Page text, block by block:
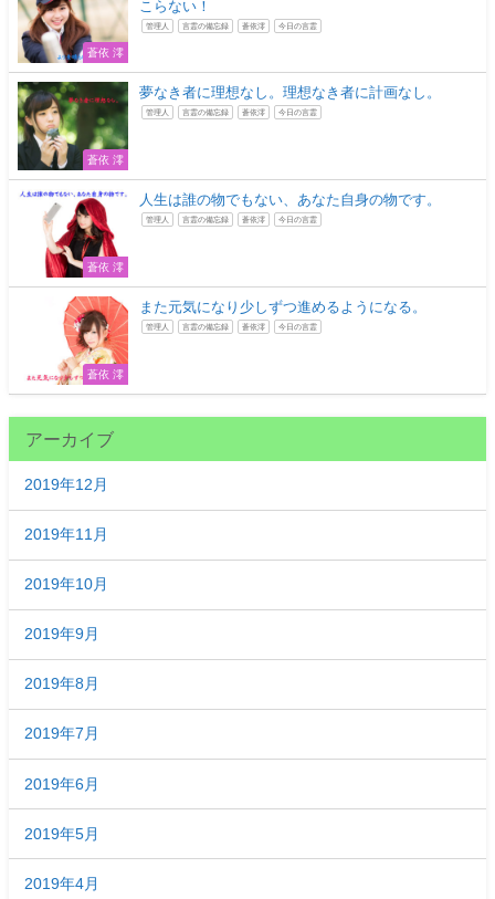
蒼依 澪
こらない！
管理人 言霊の備忘録 蒼依澪 今日の言霊
蒼依 澪
夢なき者に理想なし。理想なき者に計画なし。
管理人 言霊の備忘録 蒼依澪 今日の言霊
蒼依 澪
人生は誰の物でもない、あなた自身の物です。
管理人 言霊の備忘録 蒼依澪 今日の言霊
蒼依 澪
また元気になり少しずつ進めるようになる。
管理人 言霊の備忘録 蒼依澪 今日の言霊
アーカイブ
2019年12月
2019年11月
2019年10月
2019年9月
2019年8月
2019年7月
2019年6月
2019年5月
2019年4月